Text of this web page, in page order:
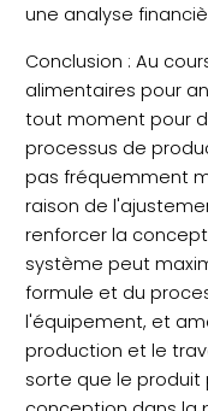
une analyse
Conclusion : Au
alimentaires pour
tout moment pour
processus de
pas fréquemment
raison de
renforcer la
système peut
formule et du
l'équipement, et
production et le
sorte que le